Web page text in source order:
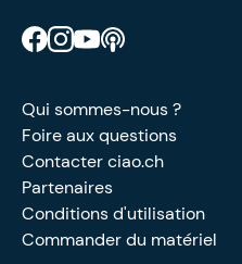
Retrouve CIAO sur
Retrouve CIAO sur
Retrouve CIAO sur
Qui sommes-nous ?
Foire aux questions
Contacter ciao.ch
Partenaires
Conditions d'utilisation
Commander du matériel